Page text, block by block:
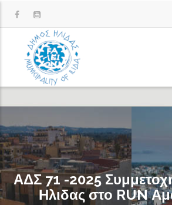
προς
περιεχόμενο
ΑΔΣ 71 -2025
Ηλιδας στο RUN